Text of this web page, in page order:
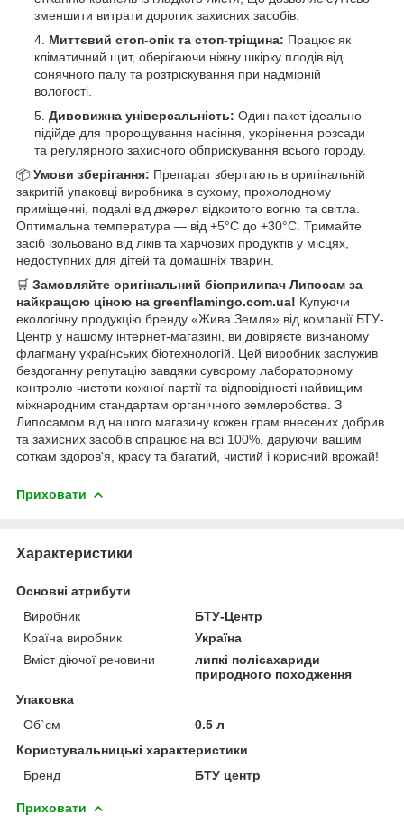
зменшити витрати дорогих захисних засобів.
Миттєвий стоп-опік та стоп-тріщина: Працює як
кліматичний щит, оберігаючи ніжну шкірку плодів від
сонячного палу та розтріскування при надмірній
вологості.
Дивовижна універсальність: Один пакет ідеально
підійде для пророщування насіння, укорінення розсади
та регулярного захисного обприскування всього городу.
📦 Умови зберігання: Препарат зберігають в оригінальній
закритій упаковці виробника в сухому, прохолодному
приміщенні, подалі від джерел відкритого вогню та світла.
Оптимальна температура — від +5°С до +30°С. Тримайте
засіб ізольовано від ліків та харчових продуктів у місцях,
недоступних для дітей та домашніх тварин.
🛒 Замовляйте оригінальний біоприлипач Липосам за
найкращою ціною на greenflamingo.com.ua! Купуючи
екологічну продукцію бренду «Жива Земля» від компанії БТУ-
Центр у нашому інтернет-магазині, ви довіряєте визнаному
флагману українських біотехнологій. Цей виробник заслужив
бездоганну репутацію завдяки суворому лабораторному
контролю чистоти кожної партії та відповідності найвищим
міжнародним стандартам органічного землеробства. З
Липосамом від нашого магазину кожен грам внесених добрив
та захисних засобів спрацює на всі 100%, даруючи вашим
соткам здоров'я, красу та багатий, чистий і корисний врожай!
Приховати
Характеристики
Основні атрибути
Виробник
БТУ-Центр
Країна виробник
Україна
Вміст діючої речовини
липкі полісахариди
природного походження
Упаковка
Об`єм
0.5 л
Користувальницькі характеристики
Бренд
БТУ центр
Приховати